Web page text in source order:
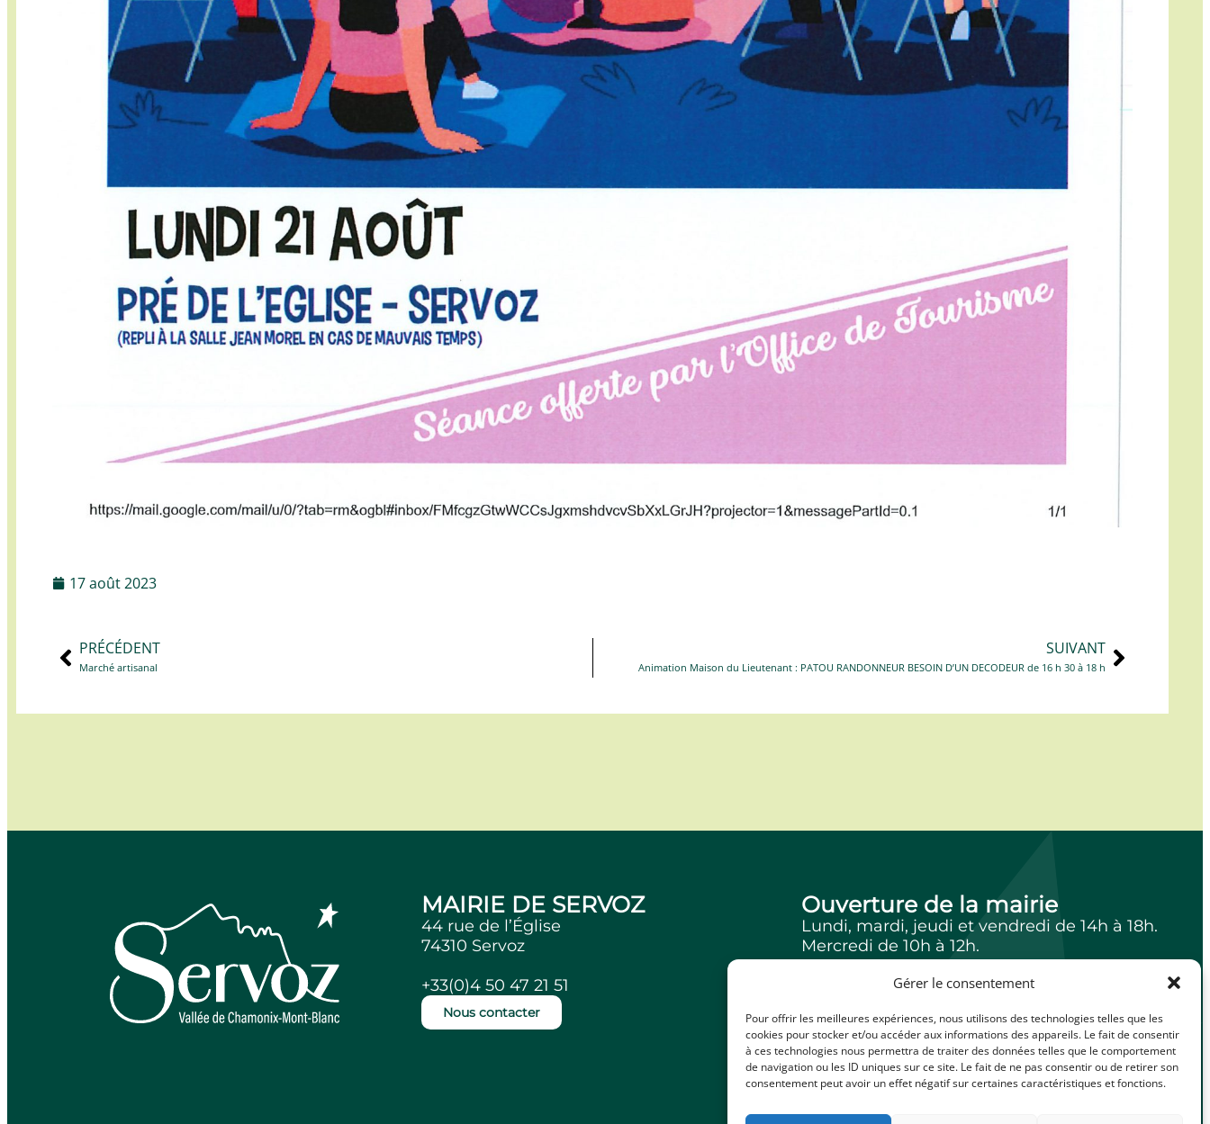
Gérer le consentement
Pour offrir les meilleures expériences, nous utilisons des technologies telles que les
cookies pour stocker et/ou accéder aux informations des appareils. Le fait de consentir
à ces technologies nous permettra de traiter des données telles que le comportement
de navigation ou les ID uniques sur ce site. Le fait de ne pas consentir ou de retirer son
consentement peut avoir un effet négatif sur certaines caractéristiques et fonctions.
17 août 2023
PRÉCÉDENT
Marché artisanal
SUIVANT
Animation Maison du Lieutenant : PATOU RANDONNEUR BESOIN D’UN DECODEUR de 16 h 30 à 18 h
MAIRIE DE SERVOZ
44 rue de l’Église
74310 Servoz
+33(0)4 50 47 21 51
Nous contacter
Ouverture de la mairie
Lundi, mardi, jeudi et vendredi de 14h à 18h.
Mercredi de 10h à 12h.
facebookIlliwap